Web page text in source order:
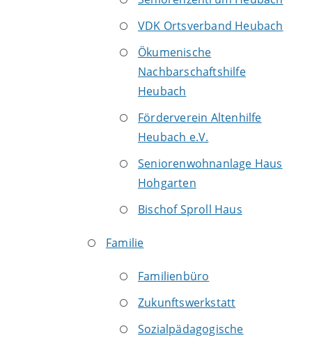
VDK Ortsverband Heubach
Ökumenische
Nachbarschaftshilfe
Heubach
Förderverein Altenhilfe
Heubach e.V.
Seniorenwohnanlage Haus
Hohgarten
Bischof Sproll Haus
Familie
Familienbüro
Zukunftswerkstatt
Sozialpädagogische